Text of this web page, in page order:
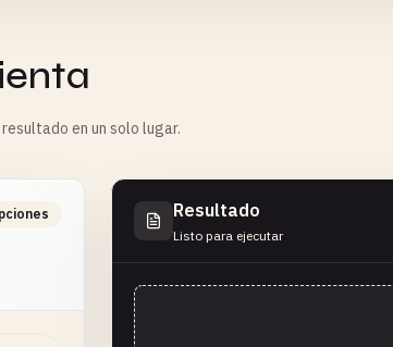
en un solo lugar.
Resultado
Listo para ejecutar